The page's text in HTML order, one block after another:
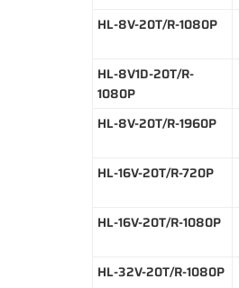
HL-8V-20T/R-1080P
HL-8V1D-20T/R-
1080P
HL-8V-20T/R-1960P
HL-16V-20T/R-720P
HL-16V-20T/R-1080P
HL-32V-20T/R-1080P